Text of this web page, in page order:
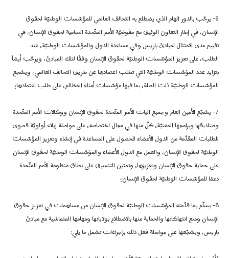
6- يرحّب بالدور الهام الذي يضطلع به التحالف العالمي للمؤسّسات الوطنيّة لحقوق
الإنسان، في إطار التعاون الوثيق مع مفوضيّة الأمم المتّحدة السامية لحقوق الإنسان، في
تقييم مدى الامتثال لمبادئ باريس وفي مساعدة الدول والمؤسّسات الوطنيّة، عند
الطلب، على تعزيز المؤسّسات الوطنيّة لحقوق الإنسان وفقًا لتلك المبادئ، ويرحّب أيضاً
بتزايد عدد المؤسّسات الوطنيّة التي تطلب اعتمادها عن طريق التحالف العالمي، ويشجع
المؤسّسات الوطنيّة ذات الصلة، بما فيها مؤسّسات أمناء المظالم، على طلب اعتمادها؛
7- يشجّع الأمين العام وجميع آليات الأمم المتّحدة لحقوق الإنسان ووكالات الأمم المتّحدة
وصناديقها وبرامجها المعنيّة، كلّ منها في مجال اختصاصه، على مواصلة إيلاء أولويّة قصوى
للطلبات المقدّمة من الدول الأعضاء للحصول على المساعدة في إنشاء وتعزيز المؤسّسات
الوطنيّة لحقوق الإنسان، والعمل مع الدول الأعضاء والمؤسّسات الوطنيّة لحقوق الإنسان
على حماية حقوق الإنسان وتعزيزها، وتمتين التنسيق على نطاق منظومة الأمم المتّحدة
دعمًا للمؤسّسات الوطنيّة لحقوق الإنسان؛
8- يسلّم بما قدّمته المؤسّسات الوطنيّة لحقوق الإنسان من مساهمات في تعزيز حقوق
الإنسان ومنع انتهاكاتها والحماية منها بالاضطلاع بولاياتها ومهامها المتماشية مع مبادئ
باريس، ويشجّعها على مواصلة فعل ذلك بإجراءات تشمل ما يلي: